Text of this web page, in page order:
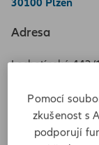
30100 Plzeň
Adresa
Lochotínská 442/
Vypočítat
Poslat
Pomocí
zkušenost s
podporují